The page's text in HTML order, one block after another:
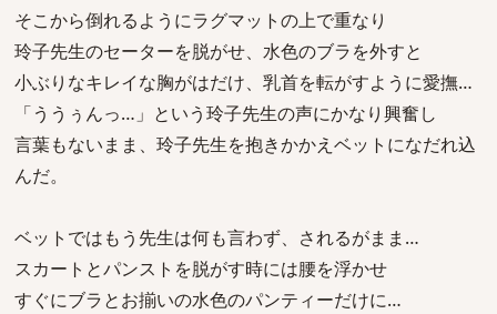
そこから倒れるようにラグマットの上で重なり
玲子先生のセーターを脱がせ、水色のブラを外すと
小ぶりなキレイな胸がはだけ、乳首を転がすように愛撫…
「ううぅんっ…」という玲子先生の声にかなり興奮し
言葉もないまま、玲子先生を抱きかかえベットになだれ込
んだ。
ベットではもう先生は何も言わず、されるがまま…
スカートとパンストを脱がす時には腰を浮かせ
すぐにブラとお揃いの水色のパンティーだけに…